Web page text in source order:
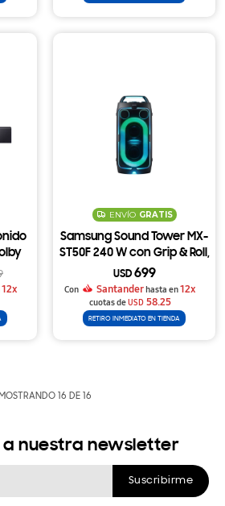
y
12x
ENVÍO GRATIS
Samsung Sound Tower MX-
ST50F 240 W con Grip & Roll,
Party Lights y Batería
Reemplazable de 18 h
USD 699
Con Santanderhasta en12x
cuotas deUSD 58.25
RETIRO INMEDIATO EN TIENDA
MOSTRANDO 16 DE 16
a nuestra newsletter
Suscribirme